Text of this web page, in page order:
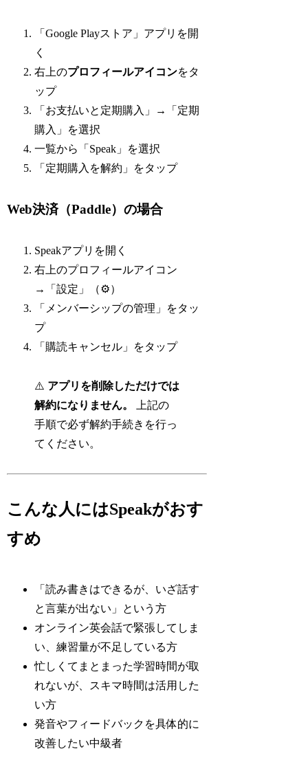
「Google Playストア」アプリを開
く
右上のプロフィールアイコンをタ
ップ
「お支払いと定期購入」→「定期
購入」を選択
一覧から「Speak」を選択
「定期購入を解約」をタップ
Web決済（Paddle）の場合
Speakアプリを開く
右上のプロフィールアイコン
→「設定」（⚙）
「メンバーシップの管理」をタッ
プ
「購読キャンセル」をタップ
⚠️ アプリを削除しただけでは
解約になりません。
上記の
手順で必ず解約手続きを行っ
てください。
こんな人にはSpeakがおす
すめ
「読み書きはできるが、いざ話す
と言葉が出ない」という方
オンライン英会話で緊張してしま
い、練習量が不足している方
忙しくてまとまった学習時間が取
れないが、スキマ時間は活用した
い方
発音やフィードバックを具体的に
改善したい中級者